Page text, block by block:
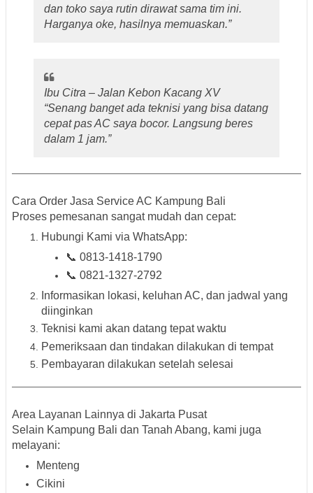
dan toko saya rutin dirawat sama tim ini.
Harganya oke, hasilnya memuaskan.”
Ibu Citra – Jalan Kebon Kacang XV
“Senang banget ada teknisi yang bisa datang
cepat pas AC saya bocor. Langsung beres
dalam 1 jam.”
Cara Order Jasa Service AC Kampung Bali
Proses pemesanan sangat mudah dan cepat:
Hubungi Kami via WhatsApp:
📞 0813-1418-1790
📞 0821-1327-2792
Informasikan lokasi, keluhan AC, dan jadwal yang
diinginkan
Teknisi kami akan datang tepat waktu
Pemeriksaan dan tindakan dilakukan di tempat
Pembayaran dilakukan setelah selesai
Area Layanan Lainnya di Jakarta Pusat
Selain Kampung Bali dan Tanah Abang, kami juga
melayani:
Menteng
Cikini